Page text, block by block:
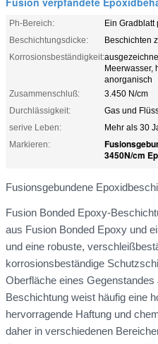
Ph-Bereich:
Ein Gradblatt
Beschichtungsdicke:
Beschichten
Korrosionsbeständigkeit:
Meerwasser,
anorganisch
Zusammenschluß:
3.450 N/cm
Durchlässigkeit:
Gas und
serive Leben:
Mehr als 30
Markieren:
3450N/cm
Fusionsgebundene
Fusion Bonded Epoxy-
aus Fusion Bonded Epoxy und
und eine robuste,
korrosionsbeständige
Oberfläche eines
Beschichtung weist häufig eine
hervorragende Haftung und
daher in verschiedenen